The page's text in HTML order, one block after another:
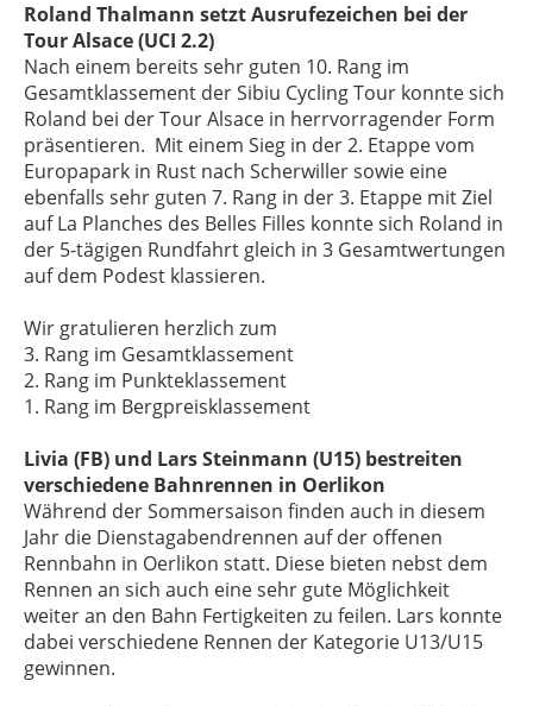
Roland Thalmann setzt Ausrufezeichen bei der
Tour Alsace (UCI 2.2)
Nach einem bereits sehr guten 10. Rang im
Gesamtklassement der Sibiu Cycling Tour konnte sich
Roland bei der Tour Alsace in herrvorragender Form
präsentieren. Mit einem Sieg in der 2. Etappe vom
Europapark in Rust nach Scherwiller sowie eine
ebenfalls sehr guten 7. Rang in der 3. Etappe mit Ziel
auf La Planches des Belles Filles konnte sich Roland in
der 5-tägigen Rundfahrt gleich in 3 Gesamtwertungen
auf dem Podest klassieren.
Wir gratulieren herzlich zum
3. Rang im Gesamtklassement
2. Rang im Punkteklassement
1. Rang im Bergpreisklassement
Livia (FB) und Lars Steinmann (U15) bestreiten
verschiedene Bahnrennen in Oerlikon
Während der Sommersaison finden auch in diesem
Jahr die Dienstagabendrennen auf der offenen
Rennbahn in Oerlikon statt. Diese bieten nebst dem
Rennen an sich auch eine sehr gute Möglichkeit
weiter an den Bahn Fertigkeiten zu feilen. Lars konnte
dabei verschiedene Rennen der Kategorie U13/U15
gewinnen.